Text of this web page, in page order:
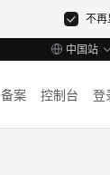
不再
中国站
备案 控制台 登